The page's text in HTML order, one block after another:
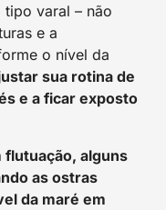
varal – não
e a
o nível da
sua rotina de
e a ficar exposto
flutuação, alguns
as ostras
da maré em